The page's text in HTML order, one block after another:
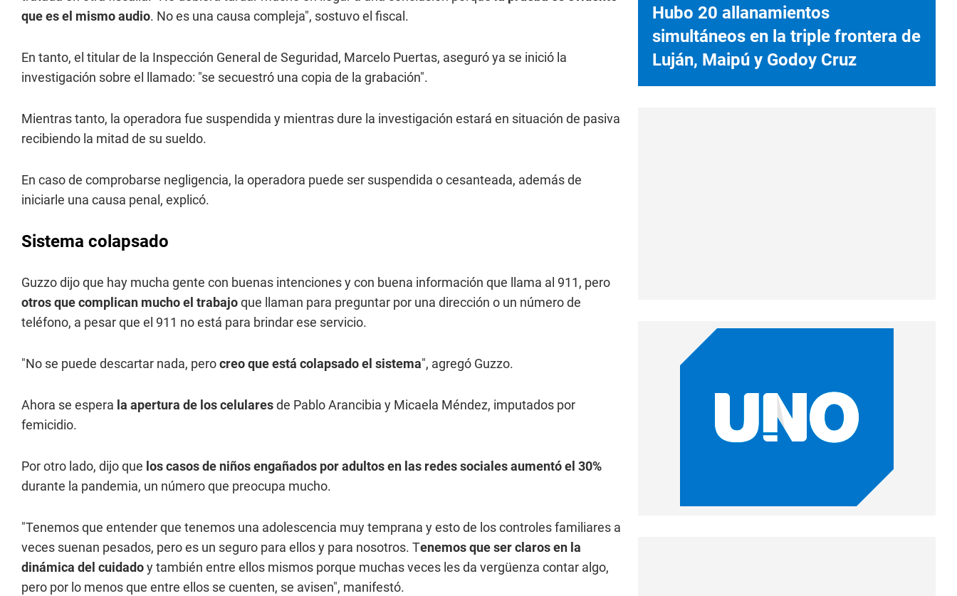
que es el mismo audio. No es una causa compleja", sostuvo el fiscal.
En tanto, el titular de la Inspección General de Seguridad, Marcelo Puertas, aseguró ya se inició la
investigación sobre el llamado: "se secuestró una copia de la grabación".
Mientras tanto, la operadora fue suspendida y mientras dure la investigación estará en situación de pasiva
recibiendo la mitad de su sueldo.
En caso de comprobarse negligencia, la operadora puede ser suspendida o cesanteada, además de
iniciarle una causa penal, explicó.
Sistema colapsado
Guzzo dijo que hay mucha gente con buenas intenciones y con buena información que llama al 911, pero
otros que complican mucho el trabajoque llaman para preguntar por una dirección o un número de
teléfono, a pesar que el 911 no está para brindar ese servicio.
"No se puede descartar nada, perocreo que está colapsado el sistema", agregó Guzzo.
Ahora se espera la apertura de los celularesde Pablo Arancibia y Micaela Méndez, imputados por
femicidio.
Por otro lado, dijo que los casos de niños engañados por adultos en las redes sociales aumentó el 30%
durante la pandemia, un número que preocupa mucho.
"Tenemos que entender que tenemos una adolescencia muy temprana y esto de los controles familiares a
veces suenan pesados, pero es un seguro para ellos y para nosotros. Tenemos que ser claros en la
dinámica del cuidadoy también entre ellos mismos porque muchas veces les da vergüenza contar algo,
pero por lo menos que entre ellos se cuenten, se avisen", manifestó.
Hubo 20 allanamientos
simultáneos en la triple frontera de
Luján, Maipú y Godoy Cruz